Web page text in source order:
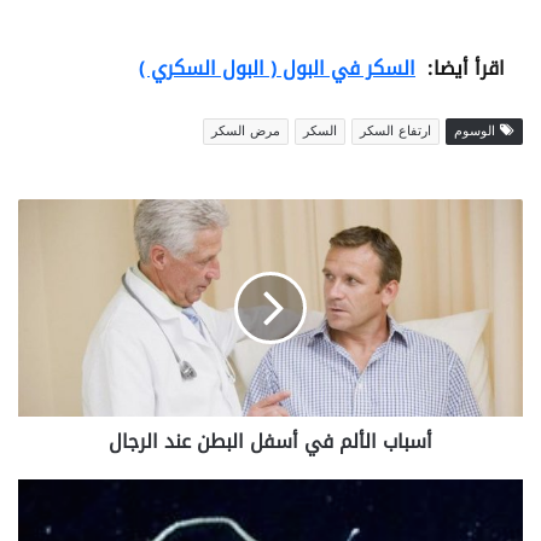
اقرأ أيضا: السكر في البول ( البول السكري )
الوسوم ارتفاع السكر السكر مرض السكر
ل
أسباب الألم في أسفل البطن عند الرجال